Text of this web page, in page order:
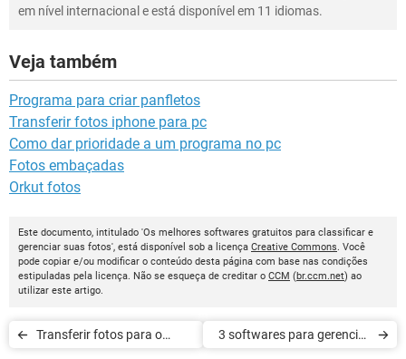
em nível internacional e está disponível em 11 idiomas.
Veja também
Programa para criar panfletos
Transferir fotos iphone para pc
Como dar prioridade a um programa no pc
Fotos embaçadas
Orkut fotos
Este documento, intitulado 'Os melhores softwares gratuitos para classificar e
gerenciar suas fotos', está disponível sob a licença Creative Commons. Você
pode copiar e/ou modificar o conteúdo desta página com base nas condições
estipuladas pela licença. Não se esqueça de creditar o CCM (br.ccm.net) ao
utilizar este artigo.
Transferir fotos para o
3 softwares para gerenciar